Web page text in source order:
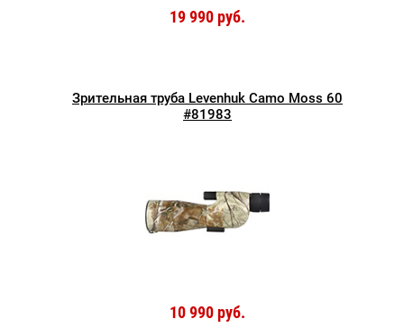
19 990 руб.
Зрительная труба Levenhuk Camo Moss 60
#81983
10 990 руб.